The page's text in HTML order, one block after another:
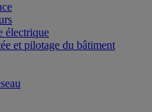
électrique
et pilotage du bâtiment